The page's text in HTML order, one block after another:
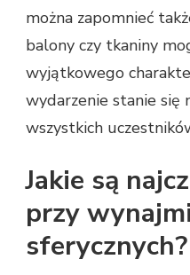
można zapomnieć
balony czy tkaniny
wyjątkowego
wydarzenie stanie się
wszystkich
Jakie są
przy
sferycznych?